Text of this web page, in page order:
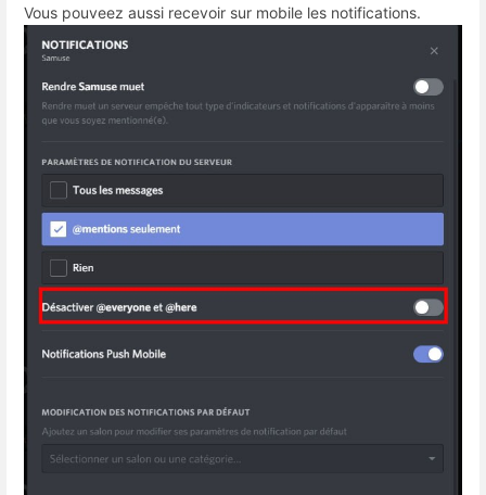
Vous pouveez aussi recevoir sur mobile les notifications.